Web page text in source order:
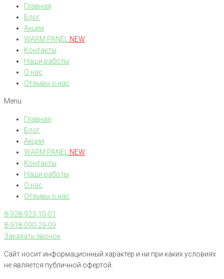
Главная
Блог
Акции
WARM PANEL
NEW
Контакты
Наши работы
О нас
Отзывы о нас
Menu
Главная
Блог
Акции
WARM PANEL
NEW
Контакты
Наши работы
О нас
Отзывы о нас
8-928-923-10-01
8-918-090-29-09
Заказать звонок
Сайт носит информационный характер и ни при каких условиях
не является публичной офертой.